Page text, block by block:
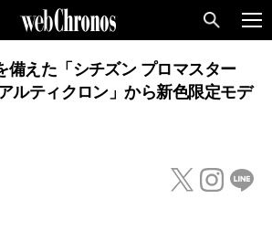
備えた「シチズン プロマスター
ルティクロン」から新色限定モデ